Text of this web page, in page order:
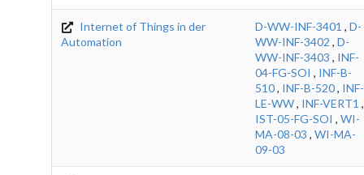
Internet of Things in der
Automation
D-WW-INF-3401 , D-
WW-INF-3402 , D-
WW-INF-3403 , INF-
04-FG-SOI , INF-B-
510, INF-B-520, INF-
LE-WW, INF-VERT1 ,
IST-05-FG-SOI , WI-
MA-08-03 , WI-MA-
09-03